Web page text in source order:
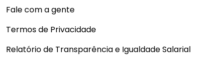
Fale com a gente
Termos de Privacidade
Relatório de Transparência e Igualdade Salarial